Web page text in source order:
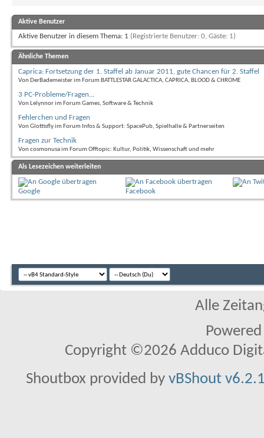
Aktive Benutzer
Aktive Benutzer in diesem Thema: 1 (Registrierte Benutzer: 0, Gäste: 1)
Ähnliche Themen
Caprica: Fortsetzung der 1. Staffel ab Januar 2011, gute Chancen für 2. Staffel
Von DerBademeister im Forum BATTLESTAR GALACTICA, CAPRICA, BLOOD & CHROME
3 PC-Probleme/Fragen...
Von Lelynnor im Forum Games, Software & Technik
Fehlerchen und Fragen
Von Glottisfly im Forum Infos & Support: SpacePub, Spielhalle & Partnerseiten
Fragen zur Technik
Von cosmonusa im Forum Offtopic: Kultur, Politik, Wissenschaft und mehr
Als Lesezeichen weiterleiten
Google Facebook
Alle
Copyright ©2026 Adduco
Shoutbox provided by vBShout